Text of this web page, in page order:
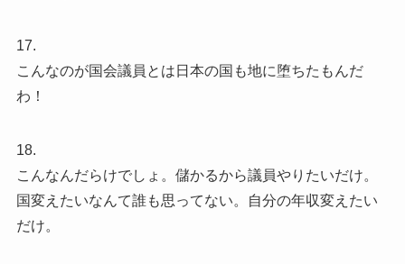
17.
こんなのが国会議員とは日本の国も地に堕ちたもんだ
わ！
18.
こんなんだらけでしょ。儲かるから議員やりたいだけ。
国変えたいなんて誰も思ってない。自分の年収変えたい
だけ。